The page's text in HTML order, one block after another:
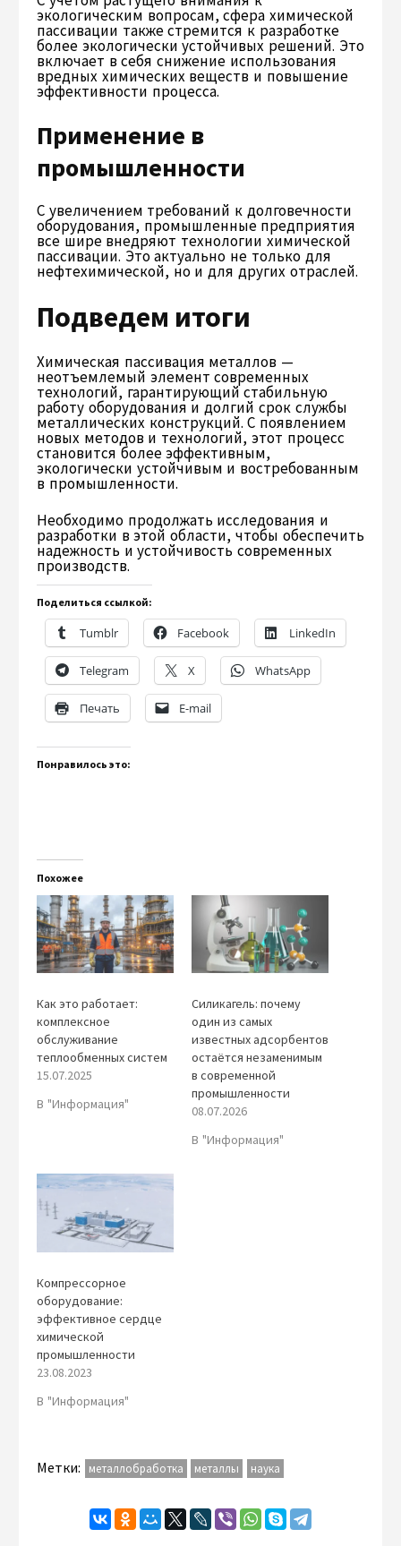
экологическим вопросам, сфера химической
пассивации также стремится к разработке
более экологически устойчивых решений. Это
включает в себя снижение использования
вредных химических веществ и повышение
эффективности процесса.
Применение в
промышленности
С увеличением требований к долговечности
оборудования, промышленные предприятия
все шире внедряют технологии химической
пассивации. Это актуально не только для
нефтехимической, но и для других отраслей.
Подведем итоги
Химическая пассивация металлов —
неотъемлемый элемент современных
технологий, гарантирующий стабильную
работу оборудования и долгий срок службы
металлических конструкций. С появлением
новых методов и технологий, этот процесс
становится более эффективным,
экологически устойчивым и востребованным
в промышленности.
Необходимо продолжать исследования и
разработки в этой области, чтобы обеспечить
надежность и устойчивость современных
производств.
Поделиться ссылкой:
Tumblr Facebook LinkedIn
Telegram X WhatsApp
Печать E-mail
Понравилось это:
Похожее
Как это работает:
комплексное
обслуживание
теплообменных систем
15.07.2025
В "Информация"
Силикагель: почему
один из самых
известных адсорбентов
остаётся незаменимым
в современной
промышленности
08.07.2026
В "Информация"
Компрессорное
оборудование:
эффективное сердце
химической
промышленности
23.08.2023
В "Информация"
Метки: металлобработка металлы наука